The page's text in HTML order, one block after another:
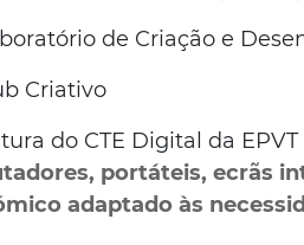
de Criação e
Criativo
do CTE Digital da
portáteis, ecrãs
adaptado às